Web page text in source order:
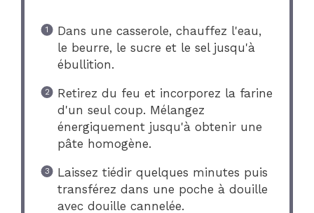
Dans une casserole, chauffez l'eau,
le beurre, le sucre et le sel jusqu'à
ébullition.
Retirez du feu et incorporez la farine
d'un seul coup. Mélangez
énergiquement jusqu'à obtenir une
pâte homogène.
Laissez tiédir quelques minutes puis
transférez dans une poche à douille
avec douille cannelée.